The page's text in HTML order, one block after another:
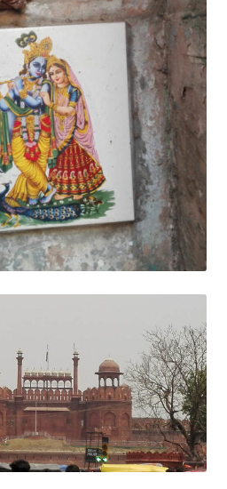
!
!
demandé n’existe pas ! :)